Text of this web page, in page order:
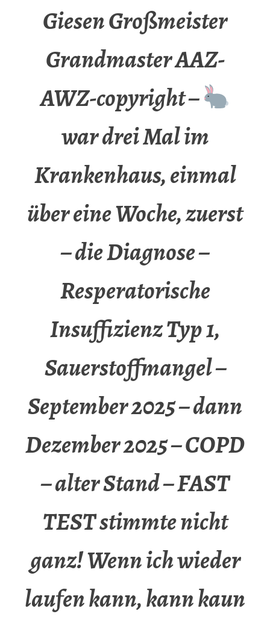
Giesen Großmeister
Grandmaster AAZ-
AWZ-copyright –
war drei Mal im
Krankenhaus, einmal
über eine Woche, zuerst
– die Diagnose –
Resperatorische
Insuffizienz Typ 1,
Sauerstoffmangel –
September 2025 – dann
Dezember 2025 – COPD
– alter Stand – FAST
TEST stimmte nicht
ganz! Wenn ich wieder
laufen kann, kann kaun